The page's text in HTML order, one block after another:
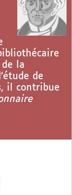
la
de
il contribue